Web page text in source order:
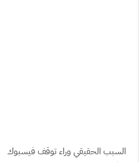
السبب الحقيقي وراء توقف فيسبوك